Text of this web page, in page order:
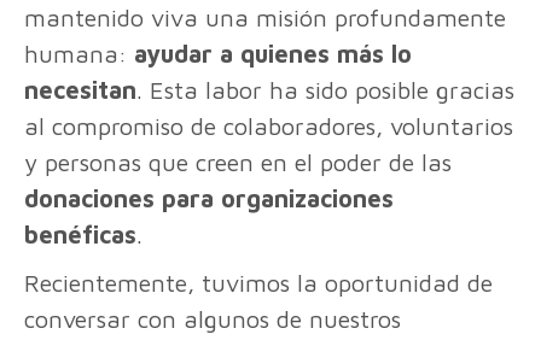
mantenido viva una misión profundamente
humana: ayudar a quienes más lo
necesitan. Esta labor ha sido posible gracias
al compromiso de colaboradores, voluntarios
y personas que creen en el poder de las
donaciones para organizaciones
benéficas.
Recientemente, tuvimos la oportunidad de
conversar con algunos de nuestros